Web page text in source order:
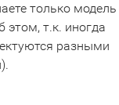
только модель
т.к. иногда
разными